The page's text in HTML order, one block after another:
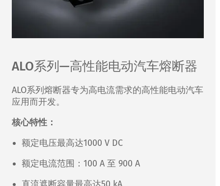
ALO系列—高性能电动汽车熔断器
ALO系列熔断器专为高电流需求的高性能电动汽车
应用而开发。
核心特性：
额定电压最高达1000 V DC
额定电流范围：100 A 至 900 A